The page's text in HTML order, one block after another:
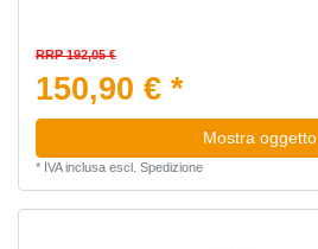
RRP 192,05 €
150,90 € *
Mostra oggetto
* IVA inclusaescl. Spedizione